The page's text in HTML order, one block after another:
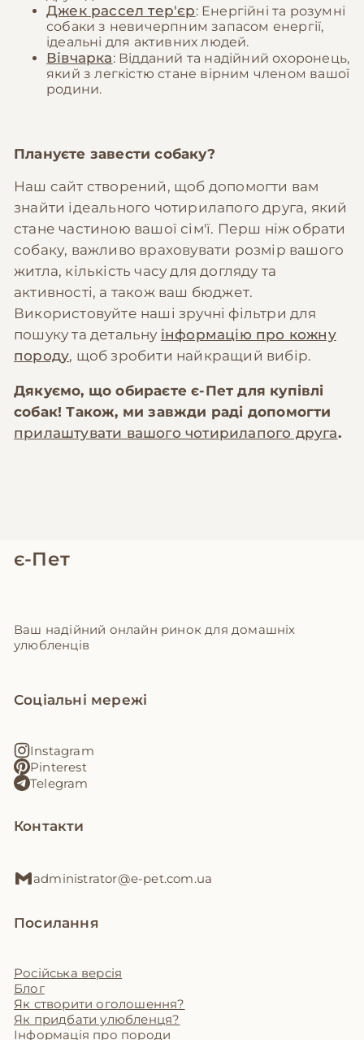
Джек рассел тер'єр: Енергійні та розумні
собаки з невичерпним запасом енергії,
ідеальні для активних людей.
Вівчарка: Відданий та надійний охоронець,
який з легкістю стане вірним членом вашої
родини.
Плануєте завести собаку?
Наш сайт створений, щоб допомогти вам
знайти ідеального чотирилапого друга, який
стане частиною вашої сім'ї. Перш ніж обрати
собаку, важливо враховувати розмір вашого
житла, кількість часу для догляду та
активності, а також ваш бюджет.
Використовуйте наші зручні фільтри для
пошуку та детальну інформацію про кожну
породу, щоб зробити найкращий вибір.
Дякуємо, що обираєтеє-Пет для купівлі
собак! Також, ми завжди раді допомогти
прилаштувати вашого чотирилапого друга.
є-Пет
Ваш надійний онлайн ринок для домашніх
улюбленців
Соціальні мережі
Instagram
Pinterest
Telegram
Контакти
administrator@e-pet.com.ua
Посилання
Російська версія
Блог
Як створити оголошення?
Як придбати улюбленця?
Інформація про породи